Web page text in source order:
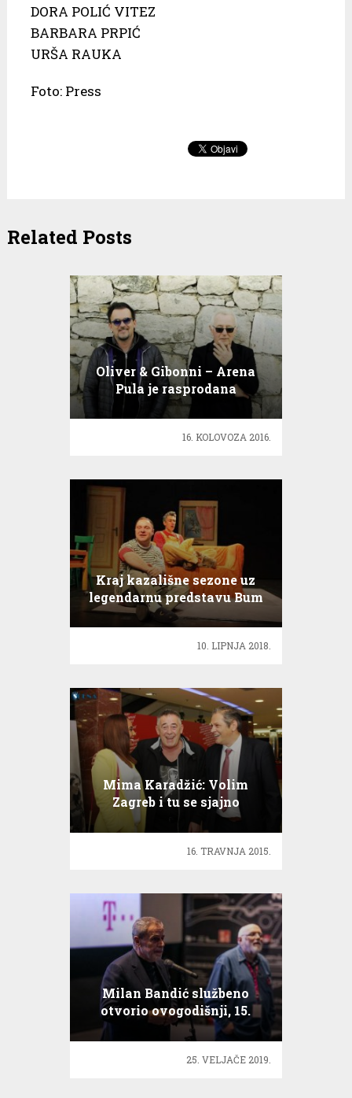
DORA POLIĆ VITEZ
BARBARA PRPIĆ
URŠA RAUKA
Foto: Press
Related Posts
Oliver & Gibonni – Arena
Pula je rasprodana
16. KOLOVOZA 2016.
Kraj kazališne sezone uz
legendarnu predstavu Bum
Tomica
10. LIPNJA 2018.
Mima Karadžić: Volim
Zagreb i tu se sjajno
osjećam!
16. TRAVNJA 2015.
Milan Bandić službeno
otvorio ovogodišnji, 15.
ZagrebDox
25. VELJAČE 2019.